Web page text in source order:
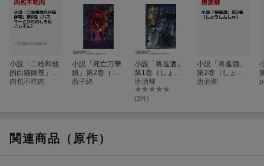
小説「二哈和他
的白猫師尊」第
9巻（ハスキー
肉包不吃肉
小説「死亡万華
鏡」第2巻（し
ぼうまんげきょ
⻄⼦緒
小説「将進酒」
第1巻（しょう
しんしゅ）
唐酒卿
(2件)
小説「将進酒」
第2巻（しょう
しんしゅ）
唐酒卿
関連商品（原作）